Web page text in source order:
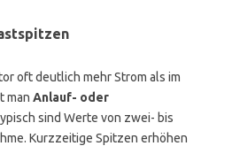
oft deutlich mehr Strom als im
man Anlauf- oder
sind Werte von zwei- bis
Kurzzeitige Spitzen erhöhen